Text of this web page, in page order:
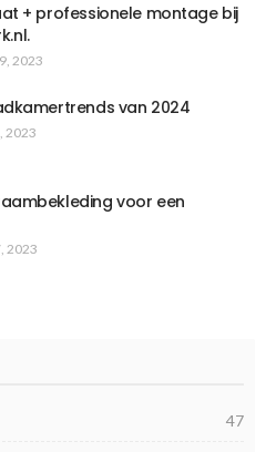
+ professionele montage bij
2023
van 2024
2023
voor een
2023
47